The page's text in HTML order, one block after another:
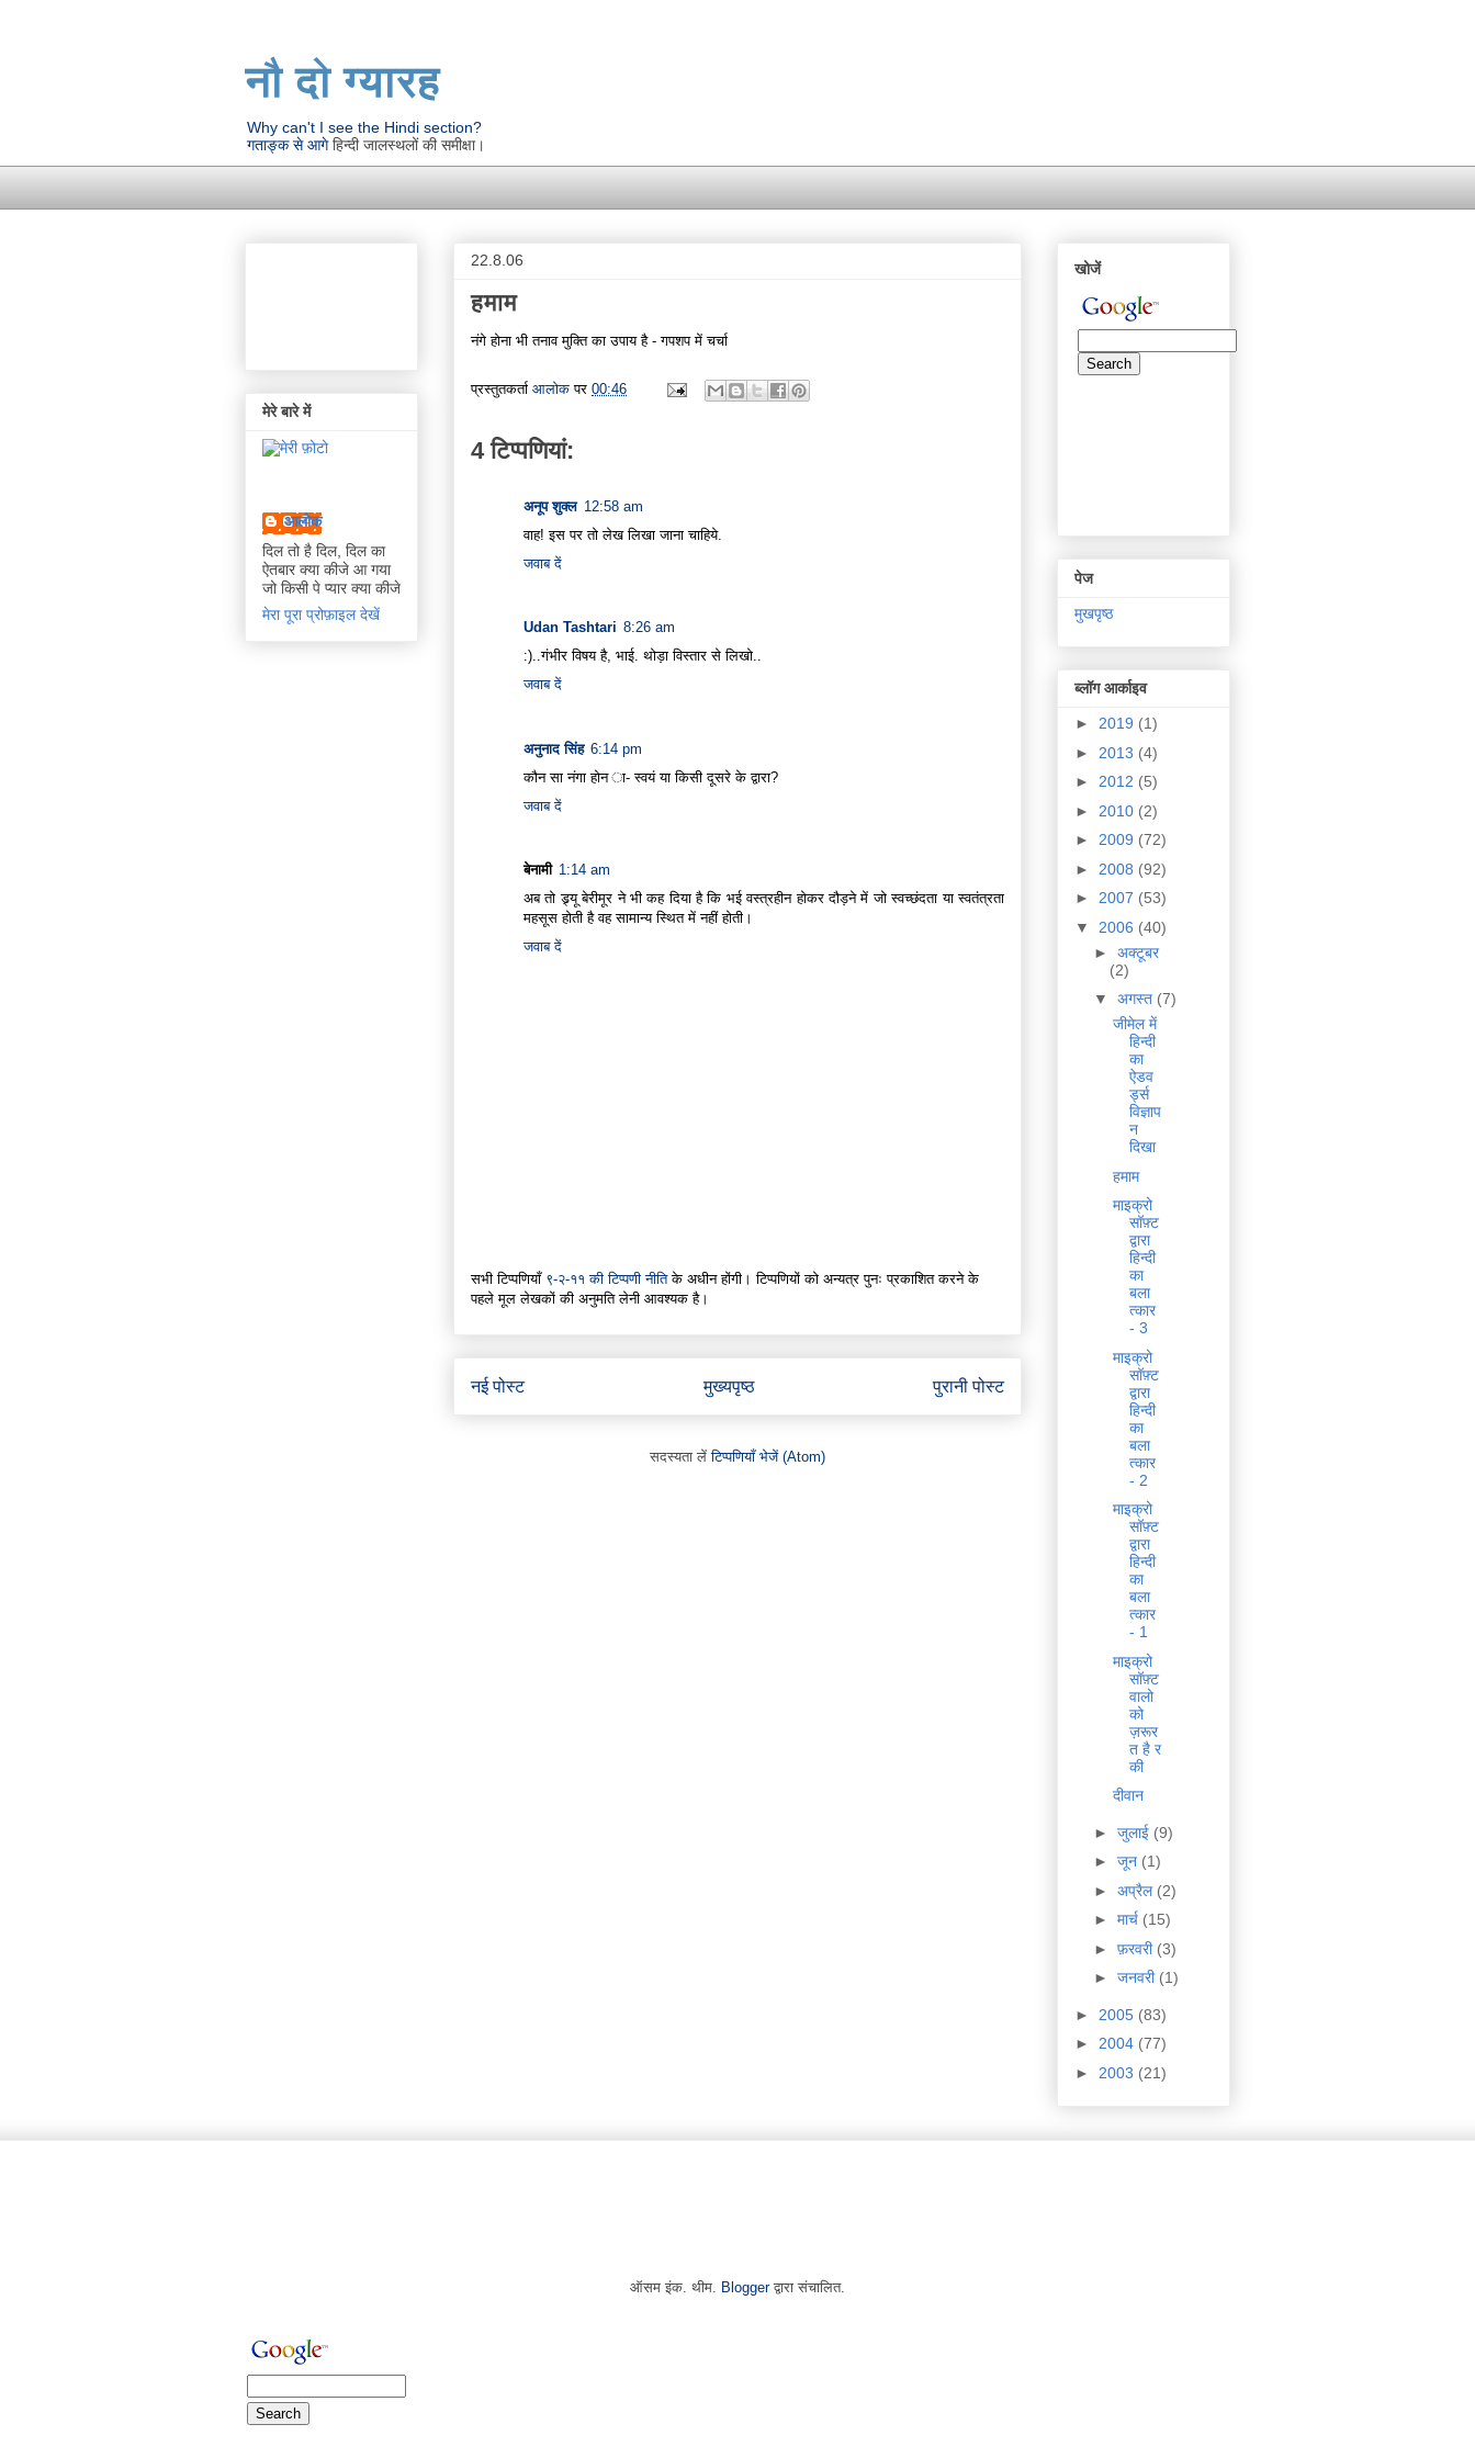
नौ दो ग्यारह
Why can't I see the Hindi section?
गताङ्क से आगेहिन्दी जालस्थलों की समीक्षा।
22.8.06
हमाम
नंगे होना भी तनाव मुक्ति का उपाय है - गपशप में चर्चा
प्रस्तुतकर्ता आलोक पर 00:46
4 टिप्‍पणियां:
अनूप शुक्ल 12:58 am
वाह! इस पर तो लेख लिखा जाना चाहिये.
जवाब दें
Udan Tashtari 8:26 am
:)..गंभीर विषय है, भाई. थोड़ा विस्तार से लिखो..
जवाब दें
अनुनाद सिंह 6:14 pm
कौन सा नंगा होन ा- स्वयं या किसी दूसरे के द्वारा?
जवाब दें
बेनामी 1:14 am
अब तो ड्र्यू बेरीमूर ने भी कह दिया है कि भई वस्त्रहीन होकर दौड़ने में जो स्वच्छंदता या स्वतंत्रता
महसूस होती है वह सामान्य स्थित में नहीं होती।
जवाब दें
सभी टिप्पणियाँ ९-२-११ की टिप्पणी नीतिके अधीन होंगी। टिप्पणियों को अन्यत्र पुनः प्रकाशित करने के
पहले मूल लेखकों की अनुमति लेनी आवश्यक है।
नई पोस्ट पुरानी पोस्ट
मुख्यपृष्ठ
सदस्यता लेंटिप्पणियाँ भेजें (Atom)
मेरे बारे में
आलोक
दिल तो है दिल, दिल का
ऐतबार क्या कीजे आ गया
जो किसी पे प्यार क्या कीजे
मेरा पूरा प्रोफ़ाइल देखें
खोजें
पेज
मुखपृष्ठ
ब्लॉग आर्काइव
► 2019 (1)
► 2013 (4)
► 2012 (5)
► 2010 (2)
► 2009 (72)
► 2008 (92)
► 2007 (53)
▼ 2006 (40)
► अक्टूबर
(2)
▼ अगस्त (7)
जीमेल में
हिन्दी
का
ऐडव
र्ड्स
विज्ञाप
न
दिखा
हमाम
माइक्रो
सॉफ़्ट
द्वारा
हिन्दी
का
बला
त्कार
- 3
माइक्रो
सॉफ़्ट
द्वारा
हिन्दी
का
बला
त्कार
- 2
माइक्रो
सॉफ़्ट
द्वारा
हिन्दी
का
बला
त्कार
- 1
माइक्रो
सॉफ़्ट
वालो
को
ज़रूर
त है र
की
दीवान
► जुलाई (9)
► जून (1)
► अप्रैल (2)
► मार्च (15)
► फ़रवरी (3)
► जनवरी (1)
► 2005 (83)
► 2004 (77)
► 2003 (21)
ऑसम इंक. थीम. Bloggerद्वारा संचालित.